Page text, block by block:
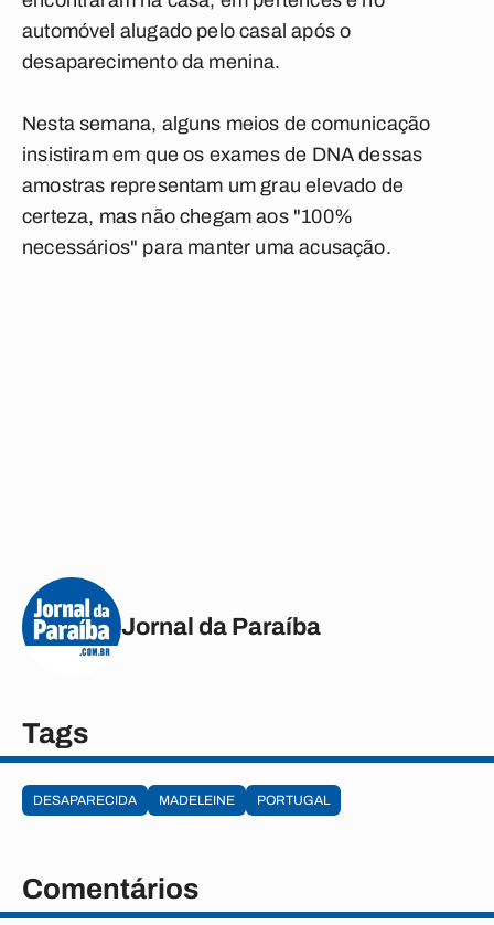
automóvel alugado pelo casal após o
desaparecimento da menina.
Nesta semana, alguns meios de comunicação
insistiram em que os exames de DNA dessas
amostras representam um grau elevado de
certeza, mas não chegam aos "100%
necessários" para manter uma acusação.
Jornal da Paraíba
Tags
DESAPARECIDA MADELEINE PORTUGAL
Comentários